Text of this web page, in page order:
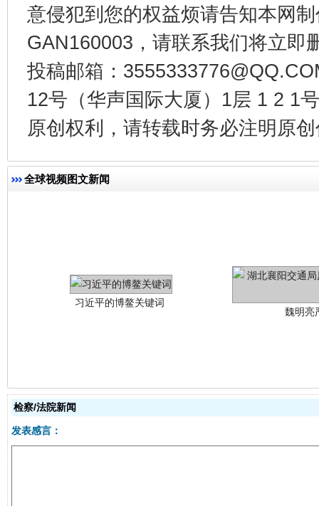
意侵犯到您的权益烦请告知本网
GAN160003，请联系我们将立即
投稿邮箱：
12号（华声国际大厦）1层 1 2 1
原创权利，请转载时务必注明原
全球视频图文新闻
在谋一域中谋全局
今
“刷贴”乱象丛生
检察/法院新闻
发表感言：